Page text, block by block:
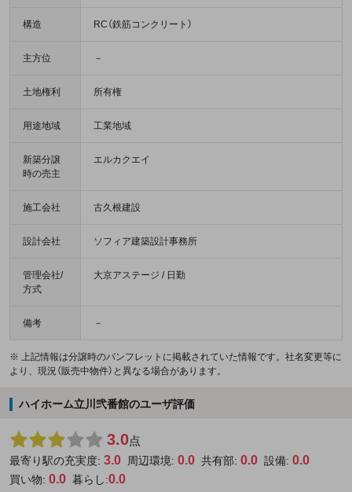
構造 RC（鉄筋コンクリート）
主方位 －
土地権利 所有権
用途地域 工業地域
新築分譲
時の売主
エルカクエイ
施工会社 古久根建設
設計会社 ソフィア建築設計事務所
管理会社/
方式
大京アステージ / 日勤
備考 －
※ 上記情報は分譲時のパンフレットに掲載されていた情報です。社名変更等に
より、現況（販売中物件）と異なる場合があります。
ハイホーム立川弐番館のユーザ評価
3.0点
最寄り駅の充実度: 3.0 周辺環境: 0.0 共有部: 0.0 設備: 0.0
買い物: 0.0 暮らし:0.0